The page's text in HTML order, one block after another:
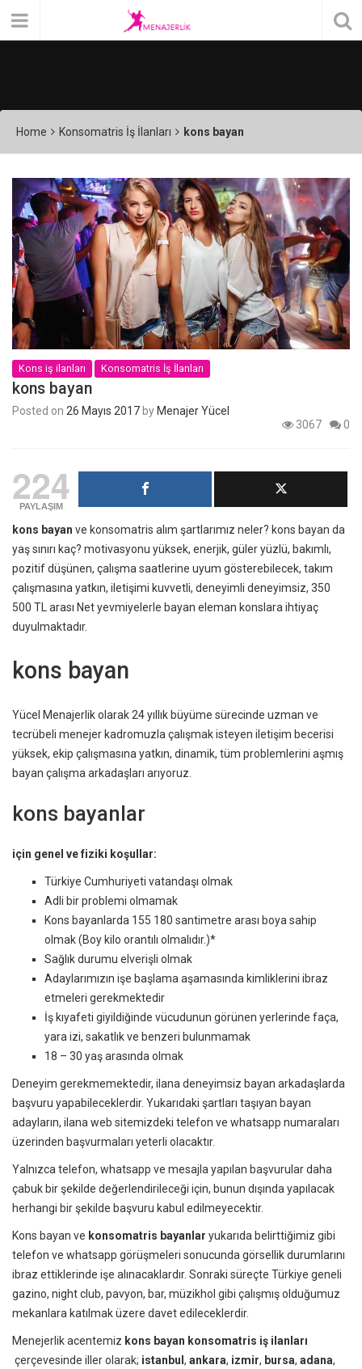
Home Konsomatris İş İlanları kons bayan
Kons iş ilanları Konsomatris İş İlanları
kons bayan
Posted on 26 Mayıs 2017 by Menajer Yücel
3067
0
224
PAYLAŞIM
kons bayan ve konsomatris alım şartlarımız neler? kons bayan da
yaş sınırı kaç? motivasyonu yüksek, enerjik, güler yüzlü, bakımlı,
pozitif düşünen, çalışma saatlerine uyum gösterebilecek, takım
çalışmasına yatkın, iletişimi kuvvetli, deneyimli deneyimsiz, 350
500 TL arası Net yevmiyelerle bayan eleman konslara ihtiyaç
duyulmaktadır.
kons bayan
Yücel Menajerlik olarak 24 yıllık büyüme sürecinde uzman ve
tecrübeli menejer kadromuzla çalışmak isteyen iletişim becerisi
yüksek, ekip çalışmasına yatkın, dinamik, tüm problemlerini aşmış
bayan çalışma arkadaşları arıyoruz.
kons bayanlar
için genel ve fiziki koşullar:
Türkiye Cumhuriyeti vatandaşı olmak
Adli bir problemi olmamak
Kons bayanlarda 155 180 santimetre arası boya sahip
olmak (Boy kilo orantılı olmalıdır.)*
Sağlık durumu elverişli olmak
Adaylarımızın işe başlama aşamasında kimliklerini ibraz
etmeleri gerekmektedir
İş kıyafeti giyildiğinde vücudunun görünen yerlerinde faça,
yara izi, sakatlık ve benzeri bulunmamak
18 – 30 yaş arasında olmak
Deneyim gerekmemektedir, ilana deneyimsiz bayan arkadaşlarda
başvuru yapabileceklerdir. Yukarıdaki şartları taşıyan bayan
adayların, ilana web sitemizdeki telefon ve whatsapp numaraları
üzerinden başvurmaları yeterli olacaktır.
Yalnızca telefon, whatsapp ve mesajla yapılan başvurular daha
çabuk bir şekilde değerlendirileceği için, bunun dışında yapılacak
herhangi bir şekilde başvuru kabul edilmeyecektir.
Kons bayan ve konsomatris bayanlar yukarıda belirttiğimiz gibi
telefon ve whatsapp görüşmeleri sonucunda görsellik durumlarını
ibraz ettiklerinde işe alınacaklardır. Sonraki süreçte Türkiye geneli
gazino, night club, pavyon, bar, müzikhol gibi çalışmış olduğumuz
mekanlara katılmak üzere davet edileceklerdir.
Menejerlik acentemiz kons bayan konsomatris iş ilanları
çerçevesinde iller olarak; istanbul , ankara, izmir, bursa, adana,